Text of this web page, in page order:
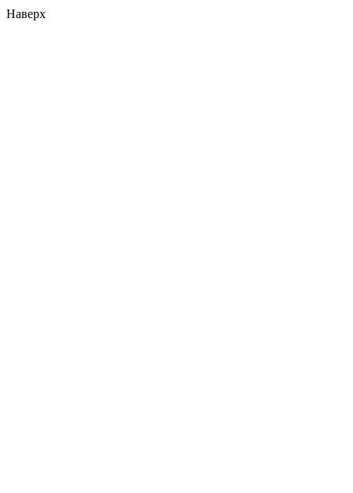
Наверх